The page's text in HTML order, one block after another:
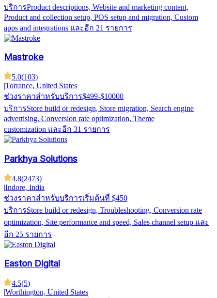
บริการProduct descriptions, Website and marketing content,
Product and collection setup, POS setup and migration, Custom
apps and integrations และอีก 21 รายการ
Mastroke
5.0(103)
|Torrance, United States
ช่วงราคาสำหรับบริการ$499-$10000
บริการStore build or redesign, Store migration, Search engine
advertising, Conversion rate optimization, Theme
customization และอีก 31 รายการ
Parkhya Solutions
4.8(2473)
|Indore, India
ช่วงราคาสำหรับบริการเริ่มต้นที่ $450
บริการStore build or redesign, Troubleshooting, Conversion rate
optimization, Site performance and speed, Sales channel setup และ
อีก 25 รายการ
Easton Digital
4.5(5)
|Worthington, United States